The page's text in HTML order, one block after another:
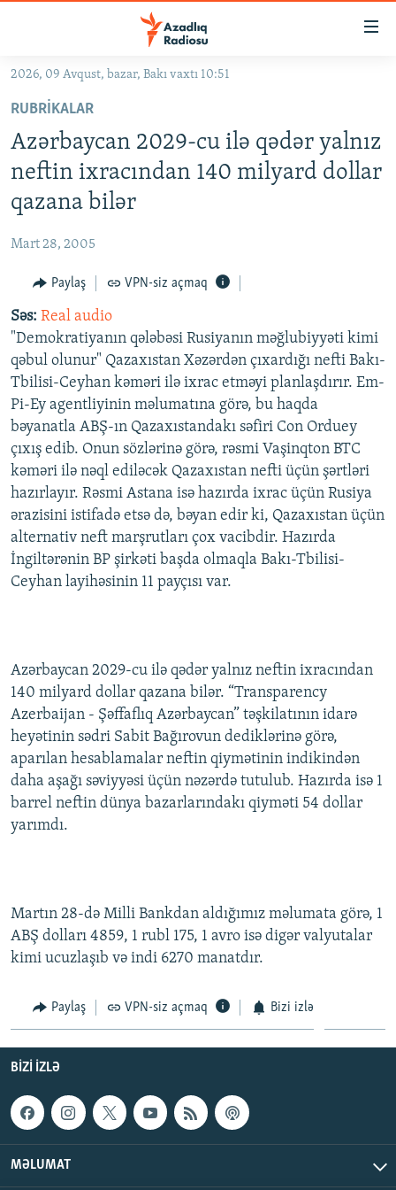
Əsas
qayıt
Əsas
naviqasiyaya
qayıt
Axtarışa
#İZAHLA
KORRUPSIOMETR
QANUNI DOĞRU
ARAŞDIRMA
MULTIMEDIA
VIDEO
FOTOQALEREYA
İNFOQRAFIKA
KARIKATURA
RADIO ARXIV
OXU ZALI
AZƏRBAYCAN ƏDƏBIYYATI KITABXANASI
İSLAM VƏ DEMOKRATIYA
İZ - MƏDƏNIYYƏT PROQRAMI
HAQQIMIZDA
MISSIYAMIZ
PEŞƏ ETIKASI VƏ JURNALISTIKA STANDARTLARIMIZ
MATERIALLARIMIZDAN ISTIFADƏ
AZADLIQRADIOSU MOBIL TELEFONUNUZDA
BIZIMLƏ ƏLAQƏ
XƏBƏR BÜLLETENLƏRIMIZ
BIZI IZLƏ
RFE/RL-in bütün saytları
2026, 09 Avqust, bazar, Bakı vaxtı 10:51
RUBRIKALAR
Azərbaycan 2029-cu ilə qədər yalnız
neftin ixracından 140 milyard dollar
qazana bilər
Mart 28, 2005
Paylaş VPN-siz açmaq
Səs: Real audio
"Demokratiyanın qələbəsi Rusiyanın məğlubiyyəti kimi
qəbul olunur" Qazaxıstan Xəzərdən çıxardığı nefti Bakı-
Tbilisi-Ceyhan kəməri ilə ixrac etməyi planlaşdırır. Em-
Pi-Ey agentliyinin məlumatına görə, bu haqda
bəyanatla ABŞ-ın Qazaxıstandakı səfiri Con Orduey
çıxış edib. Onun sözlərinə görə, rəsmi Vaşinqton BTC
kəməri ilə nəql ediləcək Qazaxıstan nefti üçün şərtləri
hazırlayır. Rəsmi Astana isə hazırda ixrac üçün Rusiya
ərazisini istifadə etsə də, bəyan edir ki, Qazaxıstan üçün
alternativ neft marşrutları çox vacibdir. Hazırda
İngiltərənin BP şirkəti başda olmaqla Bakı-Tbilisi-
Ceyhan layihəsinin 11 payçısı var.
Azərbaycan 2029-cu ilə qədər yalnız neftin ixracından
140 milyard dollar qazana bilər. “Transparency
Azerbaijan - Şəffaflıq Azərbaycan” təşkilatının idarə
heyətinin sədri Sabit Bağırovun dediklərinə görə,
aparılan hesablamalar neftin qiymətinin indikindən
daha aşağı səviyyəsi üçün nəzərdə tutulub. Hazırda isə 1
barrel neftin dünya bazarlarındakı qiyməti 54 dollar
yarımdı.
Martın 28-də Milli Bankdan aldığımız məlumata görə, 1
ABŞ dolları 4859, 1 rubl 175, 1 avro isə digər valyutalar
kimi ucuzlaşıb və indi 6270 manatdır.
Paylaş VPN-siz açmaq Bizi izlə
BIZI IZLƏ
MƏLUMAT